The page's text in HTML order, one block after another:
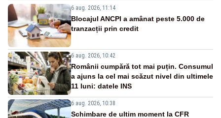
6 aug. 2026, 11:14
Blocajul ANCPI a amânat peste 5.000 de
tranzacții prin credit
6 aug. 2026, 10:42
Românii cumpără tot mai puțin. Consumul
a ajuns la cel mai scăzut nivel din ultimele
11 luni: datele INS
6 aug. 2026, 10:38
Schimbare de ultim moment la CFR